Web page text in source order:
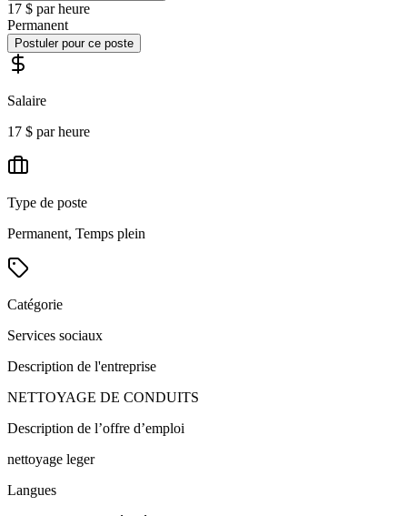
17 $ par heure
Permanent
Postuler pour ce poste
Salaire
17 $ par heure
Type de poste
Permanent, Temps plein
Catégorie
Services sociaux
Description de l'entreprise
NETTOYAGE DE CONDUITS
Description de l’offre d’emploi
nettoyage leger
Langues